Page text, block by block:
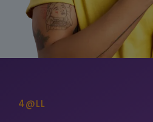
4@LL